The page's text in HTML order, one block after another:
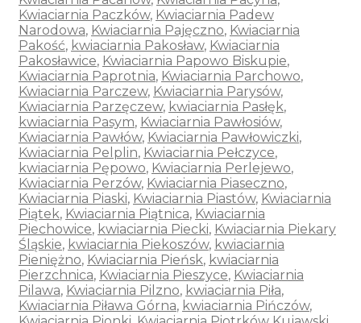
Kwiaciarnia Paczków, Kwiaciarnia Padew
Narodowa, Kwiaciarnia Pajęczno, Kwiaciarnia
Pakość, kwiaciarnia Pakosław, Kwiaciarnia
Pakosławice, Kwiaciarnia Papowo Biskupie,
Kwiaciarnia Paprotnia, Kwiaciarnia Parchowo,
Kwiaciarnia Parczew, Kwiaciarnia Parysów,
Kwiaciarnia Parzęczew, kwiaciarnia Pasłęk,
kwiaciarnia Pasym, Kwiaciarnia Pawłosiów,
Kwiaciarnia Pawłów, Kwiaciarnia Pawłowiczki,
Kwiaciarnia Pelplin, Kwiaciarnia Pełczyce,
kwiaciarnia Pępowo, Kwiaciarnia Perlejewo,
Kwiaciarnia Perzów, Kwiaciarnia Piaseczno,
Kwiaciarnia Piaski, Kwiaciarnia Piastów, Kwiaciarnia
Piątek, Kwiaciarnia Piątnica, Kwiaciarnia
Piechowice, kwiaciarnia Piecki, Kwiaciarnia Piekary
Śląskie, kwiaciarnia Piekoszów, kwiaciarnia
Pieniężno, Kwiaciarnia Pieńsk, kwiaciarnia
Pierzchnica, Kwiaciarnia Pieszyce, Kwiaciarnia
Pilawa, Kwiaciarnia Pilzno, kwiaciarnia Piła,
Kwiaciarnia Piława Górna, kwiaciarnia Pińczów,